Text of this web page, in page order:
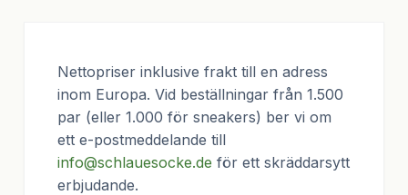
Nettopriser inklusive frakt till en adress
inom Europa. Vid beställningar från 1.500
par (eller 1.000 för sneakers) ber vi om
ett e-postmeddelande till
info@schlauesocke.de för ett skräddarsytt
erbjudande.